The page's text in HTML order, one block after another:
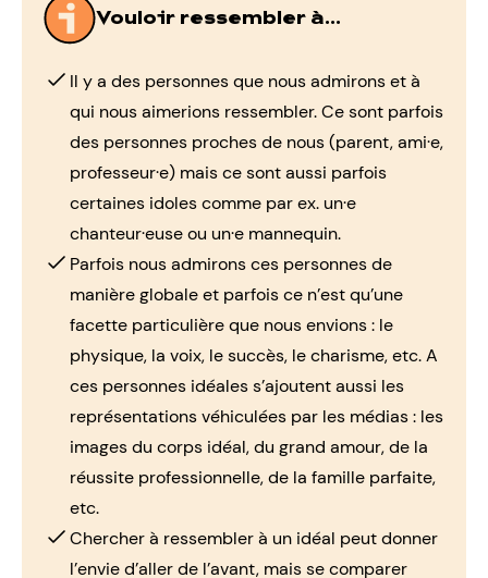
Vouloir ressembler à...
Il y a des personnes que nous admirons et à
qui nous aimerions ressembler. Ce sont parfois
des personnes proches de nous (parent, ami·e,
professeur·e) mais ce sont aussi parfois
certaines idoles comme par ex. un·e
chanteur·euse ou un·e mannequin.
Parfois nous admirons ces personnes de
manière globale et parfois ce n’est qu’une
facette particulière que nous envions : le
physique, la voix, le succès, le charisme, etc. A
ces personnes idéales s’ajoutent aussi les
représentations véhiculées par les médias : les
images du corps idéal, du grand amour, de la
réussite professionnelle, de la famille parfaite,
etc.
Chercher à ressembler à un idéal peut donner
l’envie d’aller de l’avant, mais se comparer